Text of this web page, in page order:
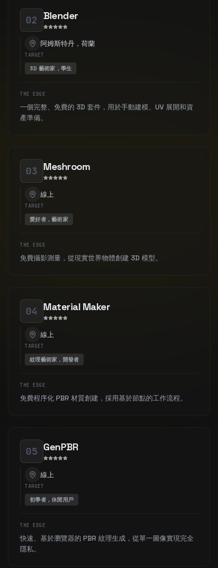
02 Blender
阿姆斯特丹，荷蘭
TARGET
3D 藝術家，學生
THE EDGE
一個完整、免費的 3D 套件，用於手動建模、UV 展開和資
產準備。
03 Meshroom
線上
TARGET
愛好者，藝術家
THE EDGE
免費攝影測量，從現實世界物體創建 3D 模型。
04 Material Maker
線上
TARGET
紋理藝術家，開發者
THE EDGE
免費程序化 PBR 材質創建，採用基於節點的工作流程。
05 GenPBR
線上
TARGET
初學者，休閒用戶
THE EDGE
快速、基於瀏覽器的 PBR 紋理生成，從單一圖像實現完全
隱私。